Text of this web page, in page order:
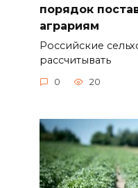
порядок
аграриям
Российские
рассчитывать
0 20